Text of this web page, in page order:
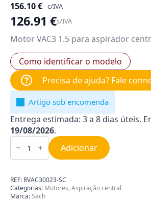
156.10€ c/IVA
126.91 €s/IVA
Motor VAC3 1.5 para aspirador
Como identificar o modelo
Precisa de ajuda? Fale
Artigo sob encomenda
Entrega estimada: 3 a 8 dias úteis.
19/08/2026.
Quantidade
de
VAC3
Sach
RVAC30023-
SC
Adicionar
REF: RVAC30023-SC
Categorias: Motores,Aspiração central
Marca:Sach